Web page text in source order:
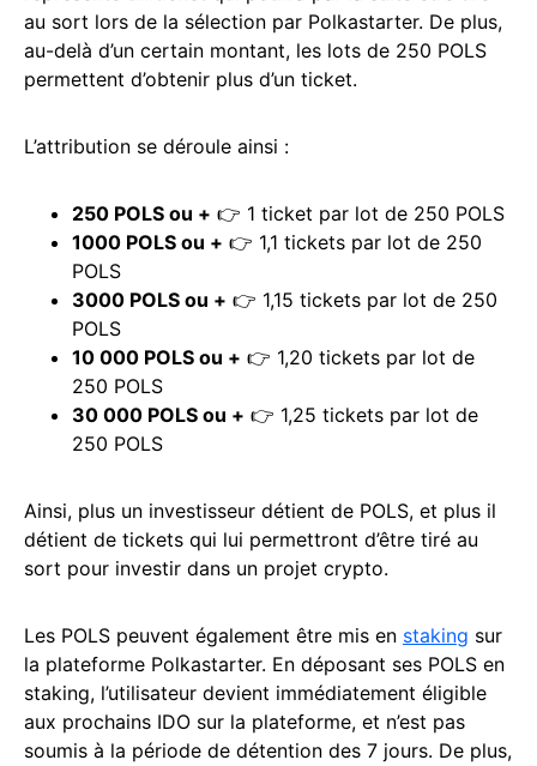
au sort lors de la sélection par Polkastarter. De plus,
au-delà d’un certain montant, les lots de 250 POLS
permettent d’obtenir plus d’un ticket.
L’attribution se déroule ainsi :
250 POLS ou + 👉 1 ticket par lot de 250 POLS
1000 POLS ou + 👉 1,1 tickets par lot de 250
POLS
3000 POLS ou + 👉 1,15 tickets par lot de 250
POLS
10 000 POLS ou + 👉 1,20 tickets par lot de
250 POLS
30 000 POLS ou + 👉 1,25 tickets par lot de
250 POLS
Ainsi, plus un investisseur détient de POLS, et plus il
détient de tickets qui lui permettront d’être tiré au
sort pour investir dans un projet crypto.
Les POLS peuvent également être mis en staking sur
la plateforme Polkastarter. En déposant ses POLS en
staking, l’utilisateur devient immédiatement éligible
aux prochains IDO sur la plateforme, et n’est pas
soumis à la période de détention des 7 jours. De plus,